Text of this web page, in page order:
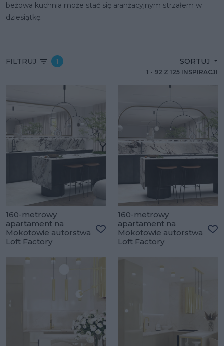
beżowa kuchnia może stać się aranżacyjnym strzałem w
dziesiątkę.
FILTRUJ 1 SORTUJ
1 - 92 Z 125 INSPIRACJI
160-metrowy
apartament na
Mokotowie autorstwa
Loft Factory
Dodaj do ulubionych
160-metrowy
apartament na
Mokotowie autorstwa
Loft Factory